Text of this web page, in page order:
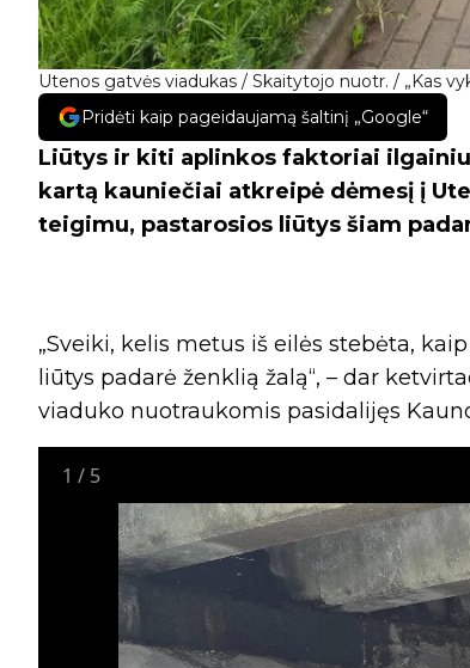
Utenos gatvės viadukas / Skaitytojo nuotr. / „Kas
Pridėti kaip pageidaujamą šaltinį „Google“
Liūtys ir kiti aplinkos faktoriai
kartą kauniečiai atkreipė dėmesį į
teigimu, pastarosios liūtys šiam
„Sveiki, kelis metus iš eilės stebėta,
liūtys padarė ženklią žalą“, – dar
viaduko nuotraukomis pasidalijęs
1 / 5